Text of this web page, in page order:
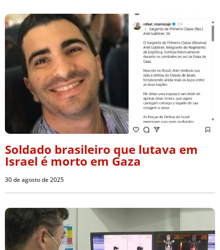
Soldado brasileiro que lutava em
Israel é morto em Gaza
30 de agosto de 2025